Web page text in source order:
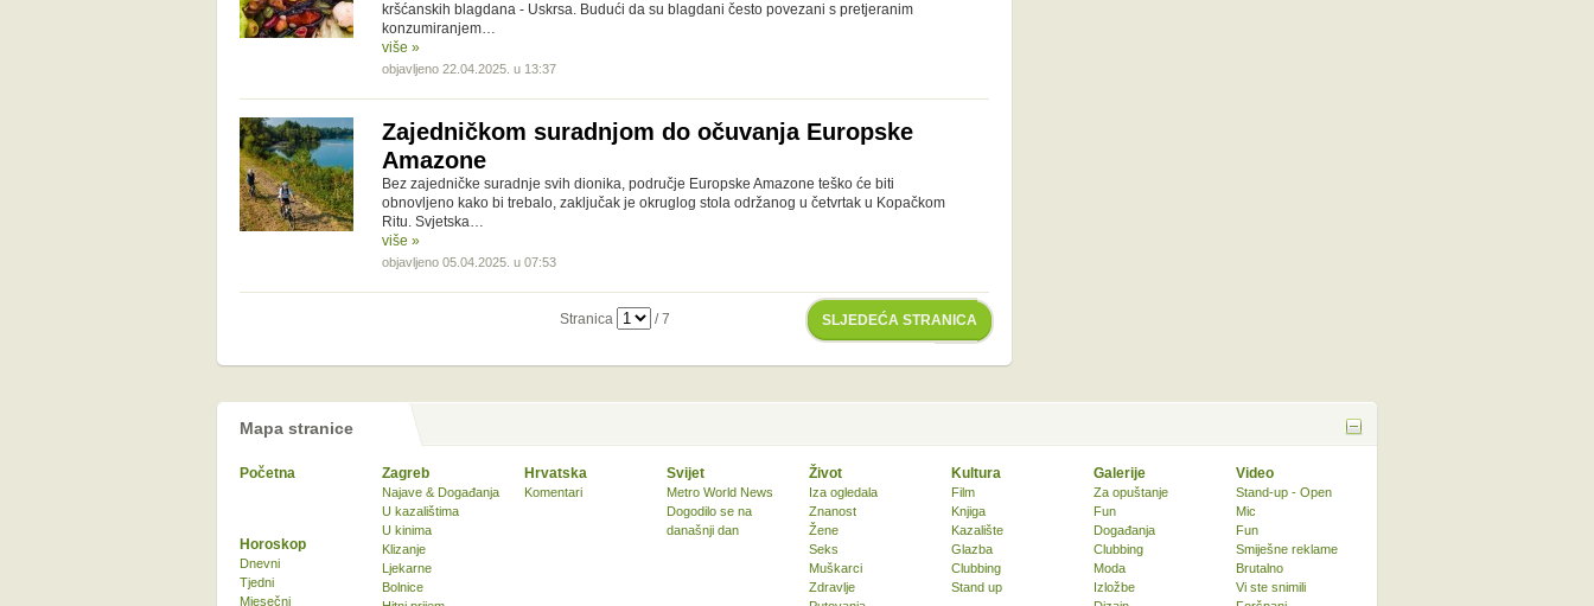
kršćanskih blagdana - Uskrsa. Budući da su blagdani često povezani s pretjeranim
konzumiranjem…
više »
objavljeno 22.04.2025. u 13:37
Zajedničkom suradnjom do očuvanja Europske
Amazone
Bez zajedničke suradnje svih dionika, područje Europske Amazone teško će biti
obnovljeno kako bi trebalo, zaključak je okruglog stola održanog u četvrtak u Kopačkom
Ritu. Svjetska…
više »
objavljeno 05.04.2025. u 07:53
SLJEDEĆA STRANICA
Stranica / 7
Mapa stranice
Početna Zagreb
Najave & Događanja
U kazalištima
U kinima
Klizanje
Ljekarne
Bolnice
Hrvatska
Komentari
Svijet
Metro World News
Dogodilo se na
današnji dan
Život
Iza ogledala
Znanost
Žene
Seks
Muškarci
Zdravlje
Kultura
Film
Knjiga
Kazalište
Glazba
Clubbing
Stand up
Horoskop
Dnevni
Tjedni
Mjesečni
Galerije
Za opuštanje
Fun
Događanja
Clubbing
Moda
Izložbe
Video
Stand-up - Open
Mic
Fun
Smiješne reklame
Brutalno
Vi ste snimili